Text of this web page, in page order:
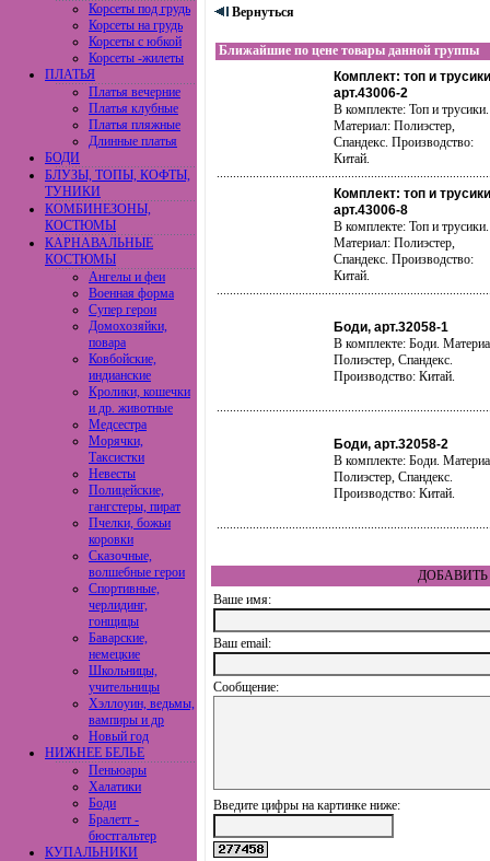
Корсеты под грудь
Корсеты на грудь
Корсеты с юбкой
Корсеты -жилеты
ПЛАТЬЯ
Платья вечерние
Платья клубные
Платья пляжные
Длинные платья
БОДИ
БЛУЗЫ, ТОПЫ, КОФТЫ,
ТУНИКИ
КОМБИНЕЗОНЫ,
КОСТЮМЫ
КАРНАВАЛЬНЫЕ
КОСТЮМЫ
Ангелы и феи
Военная форма
Супер герои
Домохозяйки,
повара
Ковбойские,
индианские
Кролики, кошечки
и др. животные
Медсестра
Морячки,
Таксистки
Невесты
Полицейские,
гангстеры, пират
Пчелки, божьи
коровки
Сказочные,
волшебные герои
Спортивные,
черлидинг,
гонщицы
Баварские,
немецкие
Школьницы,
учительницы
Хэллоуин, ведьмы,
вампиры и др
Новый год
НИЖНЕЕ БЕЛЬЕ
Пеньюары
Халатики
Боди
Бралетт -
бюстгальтер
КУПАЛЬНИКИ
Вернуться
Ближайшие по цене товары данной группы
Комплект: топ и
арт.43006-2
В комплекте: Топ и трусики.
Материал: Полиэстер,
Спандекс. Производство:
Китай.
Комплект: топ и
арт.43006-8
В комплекте: Топ и трусики.
Материал: Полиэстер,
Спандекс. Производство:
Китай.
Боди, арт.32058-1
В комплекте: Боди.
Полиэстер, Спандекс.
Производство: Китай.
Боди, арт.32058-2
В комплекте: Боди.
Полиэстер, Спандекс.
Производство: Китай.
ДОБАВИТЬ
Ваше имя:
Ваш еmail:
Сообщение:
Введите цифры на картинке ниже: